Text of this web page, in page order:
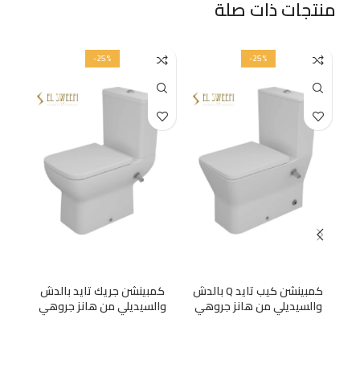
منتجات ذات صلة
-25%
كمبينشن كيب تايد Q بالدش
والسيديلي من هانز جروهي
-25%
كمبينشن جريك تايد بالدش
والسيديلي من هانز جروهي